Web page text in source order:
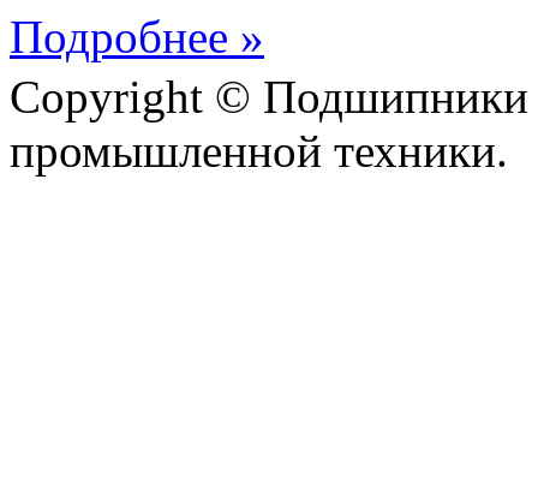
Подробнее »
Copyright © Подшипники
промышленной техники.